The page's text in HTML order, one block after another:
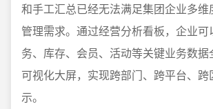
和手工汇总已经无法满足集团企业多维
管理需求。通过经营分析看板，企业
务、库存、会员、活动等关键业务数
可视化大屏，实现跨部门、跨平台、
示。